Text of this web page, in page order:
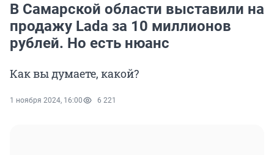
В Самарской области выставили на
продажу Lada за 10 миллионов
рублей. Но есть нюанс
Как вы думаете, какой?
1 ноября 2024, 16:00 6 221